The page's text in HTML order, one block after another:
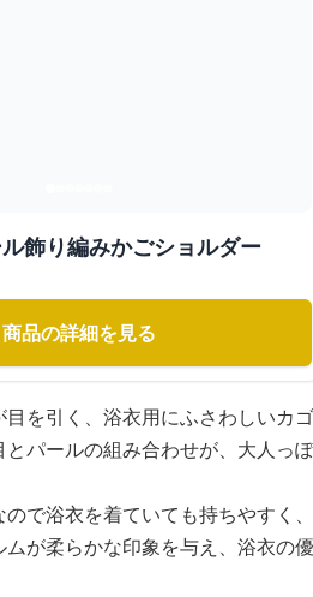
飾り編みかごショルダー
商品の詳細を見る
を引く、浴衣用にふさわしいカゴ
パールの組み合わせが、大人っ
ので浴衣を着ていても持ちやすく
が柔らかな印象を与え、浴衣の